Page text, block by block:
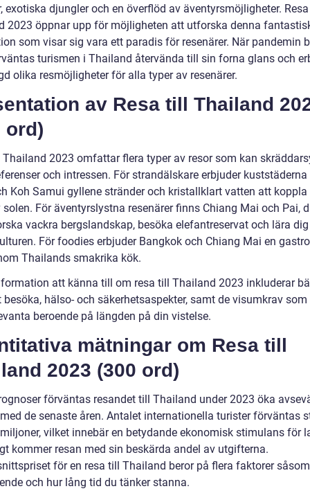
exotiska djungler och en överflöd av äventyrsmöjligheter.
2023 öppnar upp för möjligheten att utforska denna
som visar sig vara ett paradis för resenärer. När pandemin
turismen i Thailand återvända till sin forna glans och
olika resmöjligheter för alla typer av resenärer.
av Resa till Thailand
ord)
Thailand 2023 omfattar flera typer av resor som kan
och intressen. För strandälskare erbjuder kuststäderna
Koh Samui gyllene stränder och kristallklart vatten att koppla
För äventyrslystna resenärer finns Chiang Mai och Pai,
vackra bergslandskap, besöka elefantreservat och lära
För foodies erbjuder Bangkok och Chiang Mai en
Thailands smakrika kök.
att känna till om resa till Thailand 2023 inkluderar
besöka, hälso- och säkerhetsaspekter, samt de visumkrav som
beroende på längden på din vistelse.
mätningar om Resa till
2023 (300 ord)
förväntas resandet till Thailand under 2023 öka
de senaste åren. Antalet internationella turister förväntas
vilket innebär en betydande ekonomisk stimulans för
kommer resan med sin beskärda andel av utgifterna.
för en resa till Thailand beror på flera faktorer
och hur lång tid du tänker stanna.